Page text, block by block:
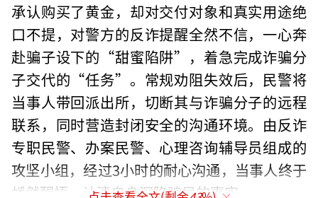
承认购买了黄金，却对交付对象和真实用途绝
口不提，对警方的反诈提醒全然不信，一心奔
赴骗子设下的“甜蜜陷阱”，着急完成诈骗分
子交代的“任务”。常规劝阻失效后，民警将
当事人带回派出所，切断其与诈骗分子的远程
联系，同时营造封闭安全的沟通环境。由反诈
专职民警、办案民警、心理咨询辅导员组成的
攻坚小组，经过3小时的耐心沟通，当事人终于
幡然醒悟，认清自身深陷骗局的事实。